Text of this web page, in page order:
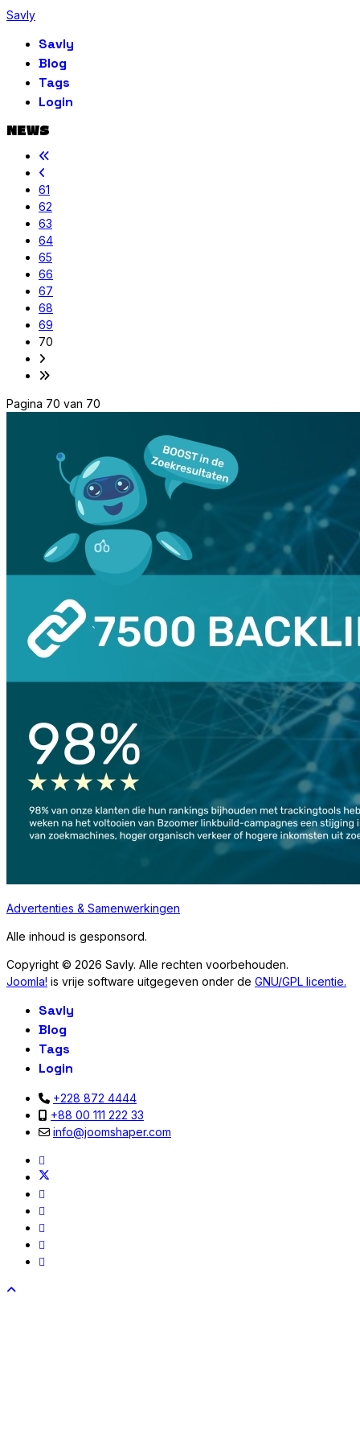
Savly
Savly
Blog
Tags
Login
NEWS
61
62
63
64
65
66
67
68
69
70
Pagina 70 van 70
Advertenties & Samenwerkingen
Alle inhoud is gesponsord.
Copyright © 2026 Savly. Alle rechten voorbehouden.
Joomla! is vrije software uitgegeven onder de GNU/GPL licentie.
Savly
Blog
Tags
Login
+228 872 4444
+88 00 111 222 33
info@joomshaper.com